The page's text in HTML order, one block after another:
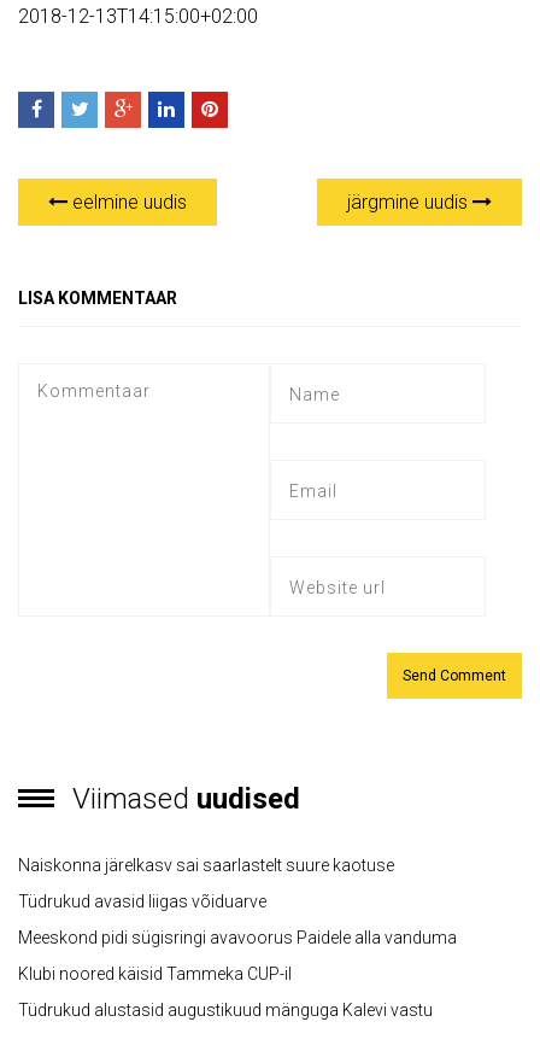
2018-12-13T14:15:00+02:00
eelmine uudis järgmine uudis
LISA KOMMENTAAR
Viimased uudised
Naiskonna järelkasv sai saarlastelt suure kaotuse
Tüdrukud avasid liigas võiduarve
Meeskond pidi sügisringi avavoorus Paidele alla vanduma
Klubi noored käisid Tammeka CUP-il
Tüdrukud alustasid augustikuud mänguga Kalevi vastu